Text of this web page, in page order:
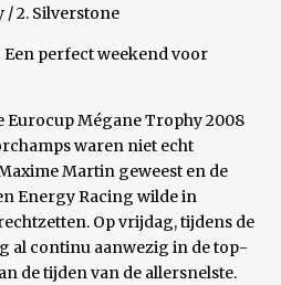
2. Silverstone
Een perfect weekend voor
Eurocup Mégane Trophy 2008
waren niet echt
Martin geweest en de
Energy Racing wilde in
Op vrijdag, tijdens de
al continu aanwezig in de top-
de tijden van de allersnelste.